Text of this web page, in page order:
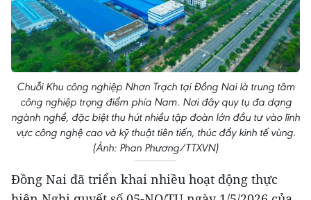
Chuỗi Khu công nghiệp Nhơn Trạch tại Đồng Nai là trung tâm
công nghiệp trọng điểm phía Nam. Nơi đây quy tụ đa dạng
ngành nghề, đặc biệt thu hút nhiều tập đoàn lớn đầu tư vào lĩnh
vực công nghệ cao và kỹ thuật tiên tiến, thúc đẩy kinh tế vùng.
(Ảnh: Phan Phương/TTXVN)
Đồng Nai đã triển khai nhiều hoạt động thực